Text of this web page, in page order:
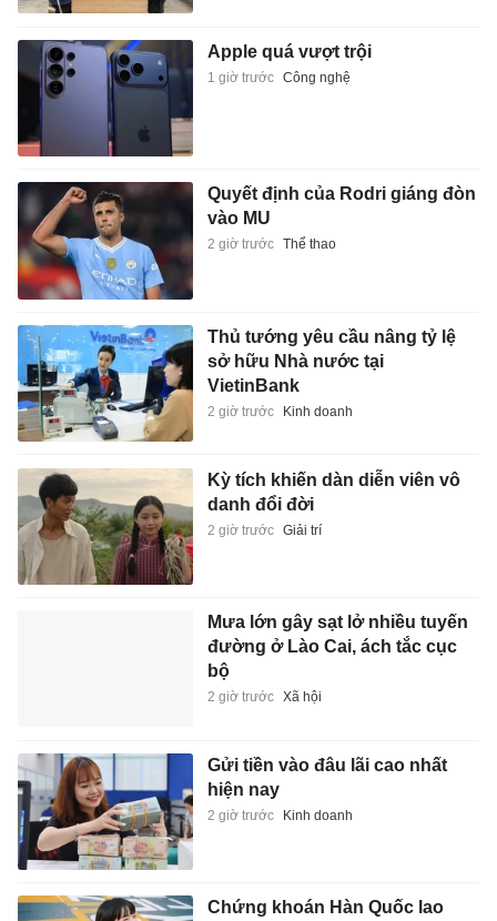
Apple quá vượt trội
1 giờ trước Công nghệ
Quyết định của Rodri giáng đòn
vào MU
2 giờ trước Thể thao
Thủ tướng yêu cầu nâng tỷ lệ
sở hữu Nhà nước tại
VietinBank
2 giờ trước Kinh doanh
Kỳ tích khiến dàn diễn viên vô
danh đổi đời
2 giờ trước Giải trí
Mưa lớn gây sạt lở nhiều tuyến
đường ở Lào Cai, ách tắc cục
bộ
2 giờ trước Xã hội
Gửi tiền vào đâu lãi cao nhất
hiện nay
2 giờ trước Kinh doanh
Chứng khoán Hàn Quốc lao